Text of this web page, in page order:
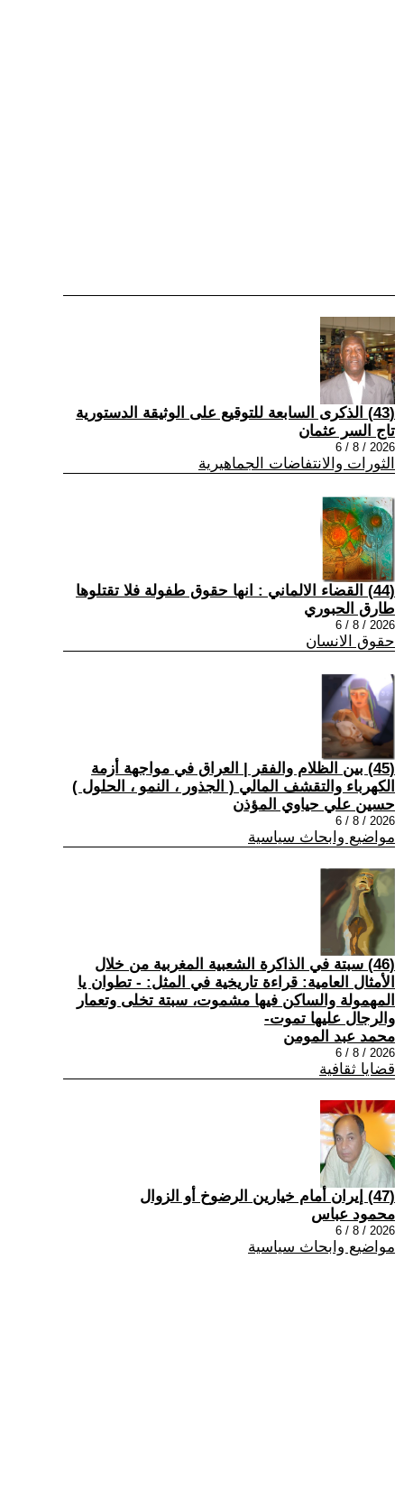
(43) الذكرى السابعة للتوقيع على الوثيقة الدستورية
تاج السر عثمان
2026 / 8 / 6
الثورات والانتفاضات الجماهيرية
(44) القضاء الالماني : انها حقوق طفولة فلا تقتلوها
طارق الحبوري
2026 / 8 / 6
حقوق الانسان
(45) بين الظلام والفقر | العراق في مواجهة أزمة
الكهرباء والتقشف المالي ( الجذور ، النمو ، الحلول )
حسين علي حياوي المؤذن
2026 / 8 / 6
مواضيع وابحاث سياسية
(46) سبتة في الذاكرة الشعبية المغربية من خلال
الأمثال العامية: قراءة تاريخية في المثل: - تطوان يا
المهمولة والساكن فيها مشموت، سبتة تخلى وتعمار
والرجال عليها تموت-
محمد عبد المومن
2026 / 8 / 6
قضايا ثقافية
(47) إيران أمام خيارين الرضوخ أو الزوال
محمود عباس
2026 / 8 / 6
مواضيع وابحاث سياسية